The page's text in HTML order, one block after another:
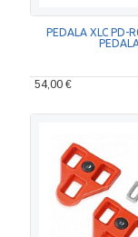
PEDALA XLC PD-
54,00 €